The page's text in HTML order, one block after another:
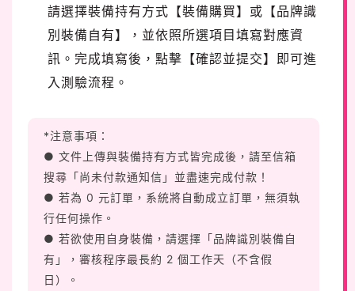
請選擇裝備持有方式【裝備購買】或【品牌識
別裝備自有】，並依照所選項目填寫對應資
訊。完成填寫後，點擊【確認並提交】即可進
入測驗流程。
*注意事項：
● 文件上傳與裝備持有方式皆完成後，請至信箱
搜尋「尚未付款通知信」並盡速完成付款！
● 若為 0 元訂單，系統將自動成立訂單，無須執
行任何操作。
● 若欲使用自身裝備，請選擇「品牌識別裝備自
有」，審核程序最長約 2 個工作天（不含假
日）。